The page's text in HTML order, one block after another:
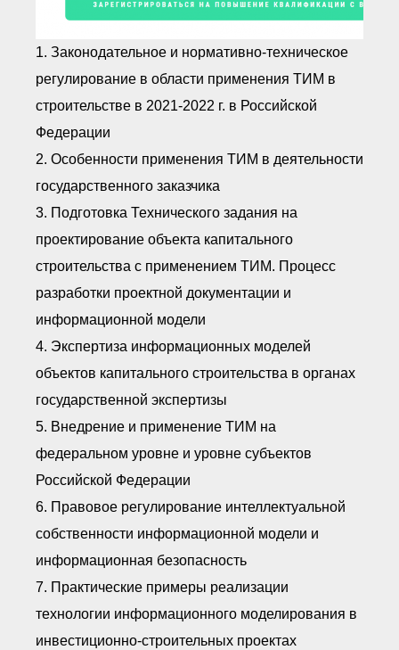
1. Законодательное и нормативно-техническое
регулирование в области применения ТИМ в
строительстве в 2021-2022 г. в Российской
Федерации
2. Особенности применения ТИМ в деятельности
государственного заказчика
3. Подготовка Технического задания на
проектирование объекта капитального
строительства с применением ТИМ. Процесс
разработки проектной документации и
информационной модели
4. Экспертиза информационных моделей
объектов капитального строительства в органах
государственной экспертизы
5. Внедрение и применение ТИМ на
федеральном уровне и уровне субъектов
Российской Федерации
6. Правовое регулирование интеллектуальной
собственности информационной модели и
информационная безопасность
7. Практические примеры реализации
технологии информационного моделирования в
инвестиционно-строительных проектах